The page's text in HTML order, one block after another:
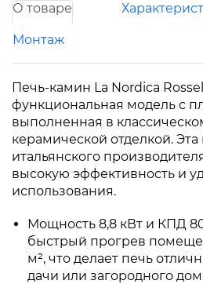
О товаре
Монтаж
Печь-камин La Nordica
функциональная модель с
выполненная в
керамической отделкой. Эта
итальянского
высокую эффективность и
использования.
Мощность 8,8 кВт и КПД
быстрый прогрев
м², что делает печь
дачи или загородного